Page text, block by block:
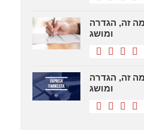
זה, הגדרה
ומושג
זה, הגדרה
ומושג